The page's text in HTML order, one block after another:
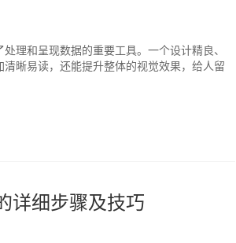
理和呈现数据的重要工具。一个设计精良、
晰易读，还能提升整体的视觉效果，给人留
详细步骤及技巧